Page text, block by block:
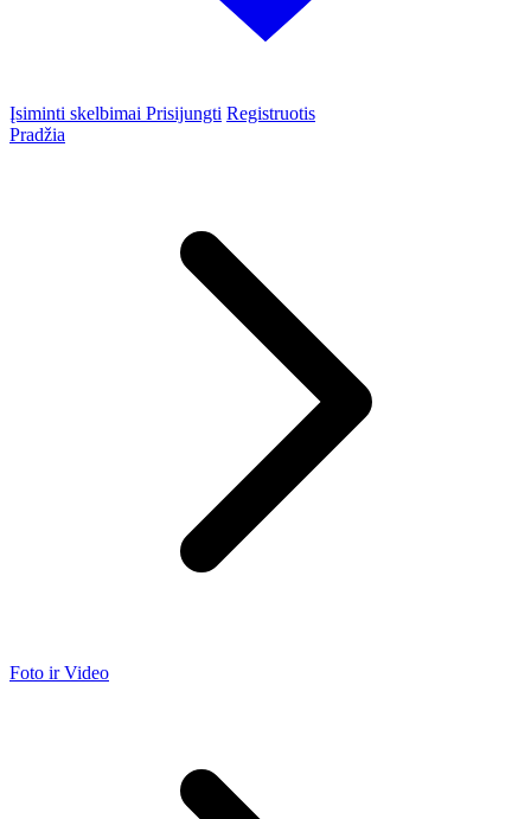
Įsiminti skelbimai Prisijungti Registruotis
Pradžia
Foto ir Video